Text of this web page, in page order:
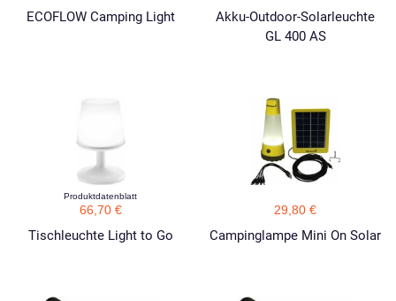
ECOFLOW Camping Light
Akku-Outdoor-Solarleuchte
GL 400 AS
Produktdatenblatt
66,70 €
Tischleuchte Light to Go
29,80 €
Campinglampe Mini On Solar